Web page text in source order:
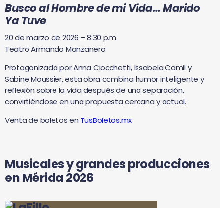
Busco al Hombre de mi Vida… Marido
Ya Tuve
20 de marzo de 2026 – 8:30 p.m.
Teatro Armando Manzanero
Protagonizada por Anna Ciocchetti, Issabela Camil y
Sabine Moussier, esta obra combina humor inteligente y
reflexión sobre la vida después de una separación,
convirtiéndose en una propuesta cercana y actual.
Venta de boletos en TusBoletos.mx
Musicales y grandes producciones
en Mérida 2026